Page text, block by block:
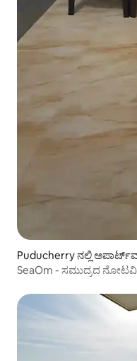
Puducherry ನಲ್ಲಿ
SeaOm - ಸಮುದ್ರದ